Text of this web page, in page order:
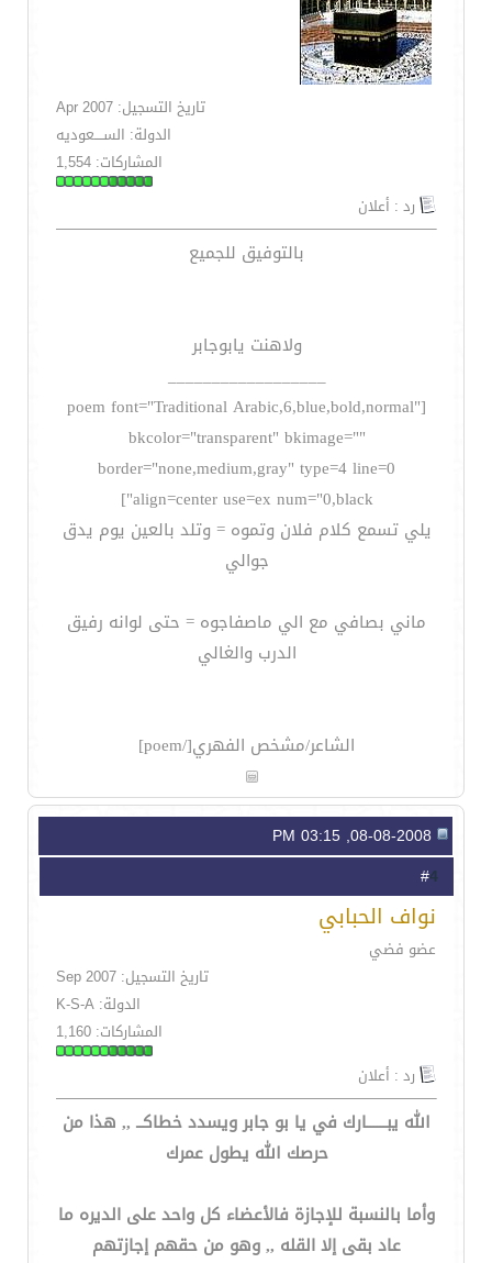
تاريخ التسجيل: Apr 2007
الدولة: الســــعوديه
المشاركات: 1,554
رد : أعلان
بالتوفيق للجميع
ولاهنت يابوجابر
__________________
[poem font="Traditional Arabic,6,blue,bold,normal"
bkcolor="transparent" bkimage=""
border="none,medium,gray" type=4 line=0
align=center use=ex num="0,black"]
يلي تسمع كلام فلان وتموه = وتلد بالعين يوم يدق
جوالي
ماني بصافي مع الي ماصفاجوه = حتى لوانه رفيق
الدرب والغالي
الشاعر/مشخص الفهري[/poem]
4
نواف الحبابي
عضو فضي
تاريخ التسجيل: Sep 2007
الدولة: K-S-A
المشاركات: 1,160
رد : أعلان
الله يبــــــارك في يا بو جابر ويسدد خطاكــ ,, هذا من
حرصك الله يطول عمرك
وأما بالنسبة للإجازة فالأعضاء كل واحد على الديره ما
عاد بقى إلا القله ,, وهو من حقهم إجازتهم